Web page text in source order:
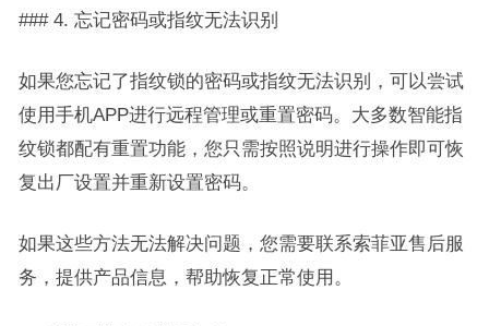
### 4. 忘记密码或指纹无法识别
如果您忘记了指纹锁的密码或指纹无法识别，可以尝试
使用手机APP进行远程管理或重置密码。大多数智能指
纹锁都配有重置功能，您只需按照说明进行操作即可恢
复出厂设置并重新设置密码。
如果这些方法无法解决问题，您需要联系索菲亚售后服
务，提供产品信息，帮助恢复正常使用。